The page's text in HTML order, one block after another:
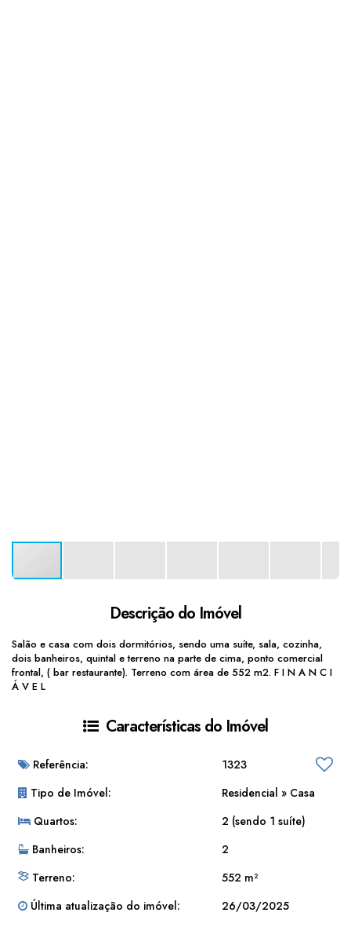
Descrição do Imóvel
Salão e casa com dois dormitórios, sendo uma suíte, sala, cozinha,
dois banheiros, quintal e terreno na parte de cima, ponto comercial
frontal, ( bar restaurante). Terreno com área de 552 m2. F I N A N C I
Á V E L
Características do Imóvel
Referência:
1323
Tipo de Imóvel:
Residencial » Casa
Quartos:
2 (sendo 1 suíte)
Banheiros:
2
Terreno:
552 m²
Última atualização do imóvel:
26/03/2025